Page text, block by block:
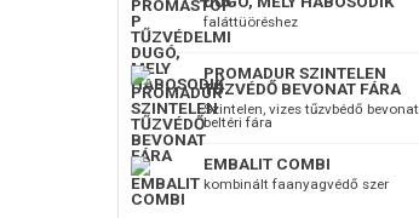
faláttüöréshez
PROMADUR SZINTELEN
TŰZVÉDŐ BEVONAT FÁRA
Szintelen, vizes tűzvbédő bevonat
beltéri fára
EMBALIT COMBI
kombinált faanyagvédő szer